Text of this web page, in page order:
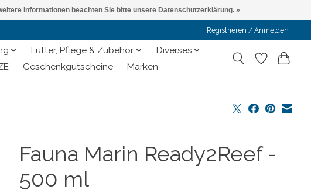
Registrieren / Anmelden
Futter, Pflege & Zubehör
Diverses
Geschenkgutscheine Marken
Fauna Marin Ready2Reef -
500 ml
Informationen beachten Sie bitte unsere Datenschutzerklärung. »